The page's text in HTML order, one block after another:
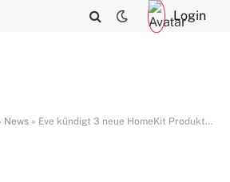
Login
News » Eve kündigt 3 neue HomeKit Produkte an – Light Strip, Power Strip & Light Switch demnächst erhältlich